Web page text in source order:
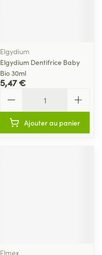
Elgydium
Elgydium Dentifrice Baby
Bio 30ml
5,47 €
Ajouter au panier
Elmex